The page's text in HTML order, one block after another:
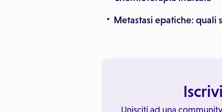
Metastasi epatiche: quali
Unisciti ad una